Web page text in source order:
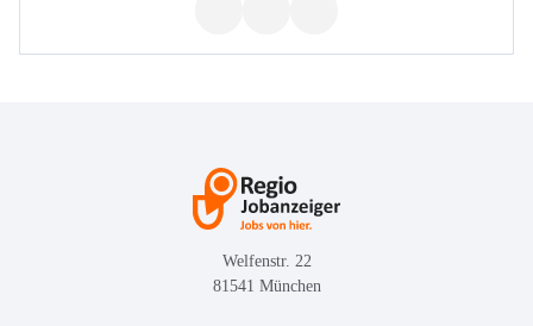
Welfenstr. 22
81541 München